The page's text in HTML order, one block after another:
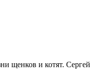
щенков и котят. Сергей